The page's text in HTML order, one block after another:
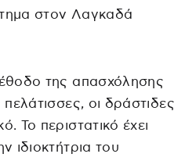
στον Λαγκαδά
της απασχόλησης
οι δράστιδες
Το περιστατικό έχει
ιδιοκτήτρια του